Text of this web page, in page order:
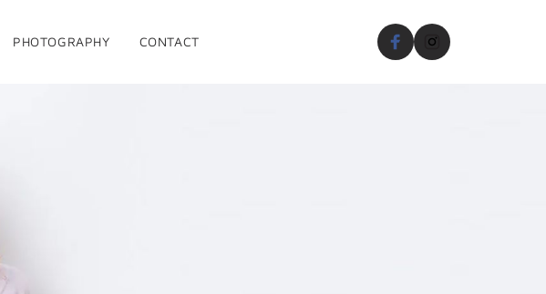
PHOTOGRAPHY CONTACT